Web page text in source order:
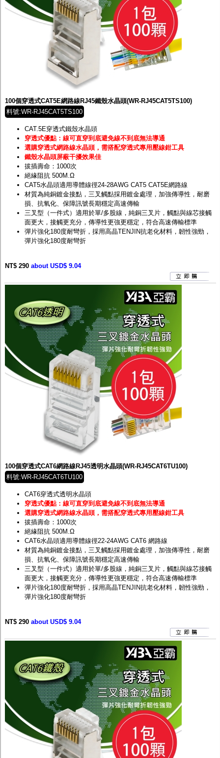
100個穿透式CAT5E網路線RJ45鐵殼水晶頭(WR-RJ45CAT5TS100)
料號:WR-RJ45CAT5TS100
CAT.5E穿透式鐵殼水晶頭
穿透式優點：線可直穿到底避免線不到底無法導通
選購穿透式網路線水晶頭，需搭配穿透式專用壓線鉗工具
鐵殼水晶頭屏蔽干擾效果佳
拔插壽命：1000次
絕緣阻抗 500M.Ω
CAT5水晶頭適用導體線徑24-28AWG CAT5 CAT5E網路線
材質為純銅鍍金接點，三叉觸點採用鍍金處理，加強傳導性，耐磨
損、抗氧化、保障訊號長期穩定高速傳輸
三叉型（一件式）適用於單/多股線，純銅三叉片，觸點與線芯接觸
面更大，接觸更充分，傳導性更強更穩定，符合高速傳輸標準
彈片強化180度耐彎折，採用高晶TENJIN抗老化材料，韌性強勁，
彈片強化180度耐彎折
NT$ 290 about USD$ 9.04
100個穿透式CAT6網路線RJ45透明水晶頭(WR-RJ45CAT6TU100)
料號:WR-RJ45CAT6TU100
CAT6穿透式透明水晶頭
穿透式優點：線可直穿到底避免線不到底無法導通
選購穿透式網路線水晶頭，需搭配穿透式專用壓線鉗工具
拔插壽命：1000次
絕緣阻抗 500M.Ω
CAT6水晶頭適用導體線徑22-24AWG CAT6 網路線
材質為純銅鍍金接點，三叉觸點採用鍍金處理，加強傳導性，耐磨
損、抗氧化、保障訊號長期穩定高速傳輸
三叉型（一件式）適用於單/多股線，純銅三叉片，觸點與線芯接觸
面更大，接觸更充分，傳導性更強更穩定，符合高速傳輸標準
彈片強化180度耐彎折，採用高晶TENJIN抗老化材料，韌性強勁，
彈片強化180度耐彎折
NT$ 290 about USD$ 9.04